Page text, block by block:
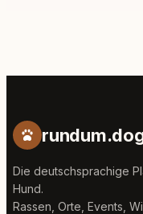
Die deutschsprachige
Hund.
Rassen, Orte, Events,